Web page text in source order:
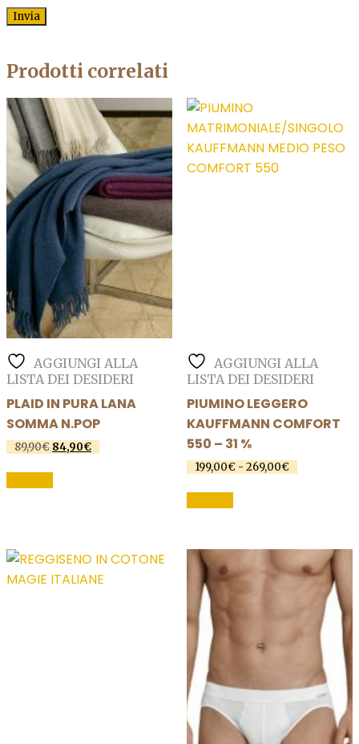
Prodotti correlati
AGGIUNGI ALLA
LISTA DEI DESIDERI
PLAID IN PURA LANA
SOMMA N.POP
89,90€ Il
originale
era:
84,90€Il
Questo
prodotto
Le
opzioni
AGGIUNGI ALLA
LISTA DEI DESIDERI
PIUMINO LEGGERO
KAUFFMANN COMFORT
550 – 31 %
199,00€ - 269,00€Fascia
269,00€
Questo
prodotto
più
varianti.
essere
nella
del